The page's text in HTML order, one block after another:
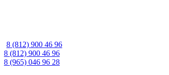
8 (812) 900 46 96
8 (812) 900 46 96
8 (965) 046 96 28